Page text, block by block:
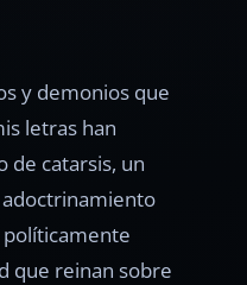
y demonios que
letras han
de catarsis, un
que reinan sobre